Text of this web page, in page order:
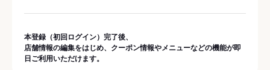
本登録（初回ログイン）完了後、
店舗情報の編集をはじめ、クーポン情報やメニューなどの機能が即
日ご利用いただけます。